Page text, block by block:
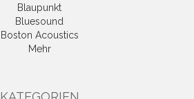
Blaupunkt
Bluesound
Boston Acoustics
Mehr